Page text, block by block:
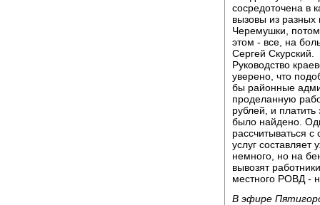
сосредоточена в
вызовы из
Черемушки,
этом - все, на
Сергей Скурский.
Руководство
уверено, что
бы районные
проделанную
рублей, и
было найдено.
рассчитываться
услуг составляет
немного, но на
вывозят
местного РОВД -
В эфире